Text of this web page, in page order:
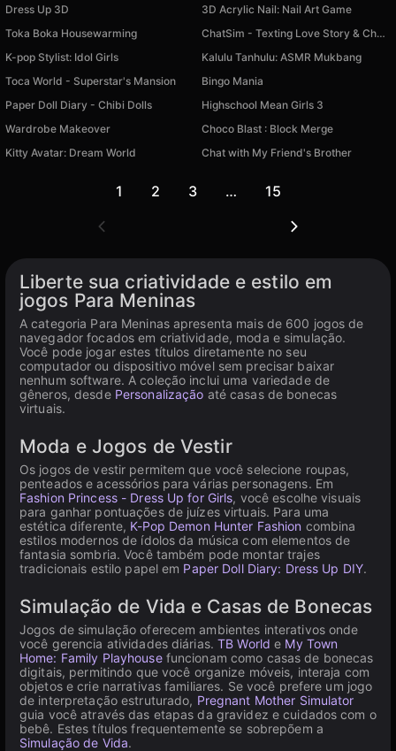
Dress Up 3D
3D Acrylic Nail: Nail Art Game
Toka Boka Housewarming
ChatSim - Texting Love Story & Chat Romance
K-pop Stylist: Idol Girls
Kalulu Tanhulu: ASMR Mukbang
Toca World - Superstar's Mansion
Bingo Mania
Paper Doll Diary - Chibi Dolls
Highschool Mean Girls 3
Wardrobe Makeover
Choco Blast : Block Merge
Kitty Avatar: Dream World
Chat with My Friend's Brother
1 2 3 … 15
Liberte sua criatividade e estilo em
jogos Para Meninas
A categoria Para Meninas apresenta mais de 600 jogos de
navegador focados em criatividade, moda e simulação.
Você pode jogar estes títulos diretamente no seu
computador ou dispositivo móvel sem precisar baixar
nenhum software. A coleção inclui uma variedade de
gêneros, desde Personalização até casas de bonecas
virtuais.
Moda e Jogos de Vestir
Os jogos de vestir permitem que você selecione roupas,
penteados e acessórios para várias personagens. Em
Fashion Princess - Dress Up for Girls, você escolhe visuais
para ganhar pontuações de juízes virtuais. Para uma
estética diferente, K-Pop Demon Hunter Fashion combina
estilos modernos de ídolos da música com elementos de
fantasia sombria. Você também pode montar trajes
tradicionais estilo papel em Paper Doll Diary: Dress Up DIY.
Simulação de Vida e Casas de Bonecas
Jogos de simulação oferecem ambientes interativos onde
você gerencia atividades diárias.TB World e My Town
Home: Family Playhousefuncionam como casas de bonecas
digitais, permitindo que você organize móveis, interaja com
objetos e crie narrativas familiares. Se você prefere um jogo
de interpretação estruturado, Pregnant Mother Simulator
guia você através das etapas da gravidez e cuidados com o
bebê. Estes títulos frequentemente se sobrepõem a
Simulação de Vida.